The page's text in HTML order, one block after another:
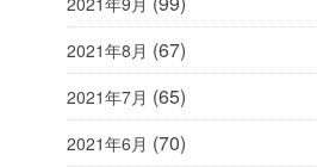
2021年8月 (67)
2021年7月 (65)
2021年6月 (70)